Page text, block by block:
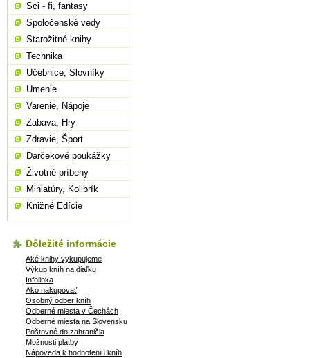
Sci - fi, fantasy
Spoločenské vedy
Starožitné knihy
Technika
Učebnice, Slovníky
Umenie
Varenie, Nápoje
Zabava, Hry
Zdravie, Šport
Darčekové poukážky
Životné príbehy
Miniatúry, Kolibrík
Knižné Edície
Dôležité informácie
Aké knihy vykupujeme
Výkup kníh na diaľku
Infolinka
Ako nakupovať
Osobný odber kníh
Odberné miesta v Čechách
Odberné miesta na Slovensku
Poštovné do zahraničia
Možnosti platby
Nápoveda k hodnoteniu kníh